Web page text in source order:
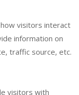
visitors interact
information on
traffic source, etc.
visitors with